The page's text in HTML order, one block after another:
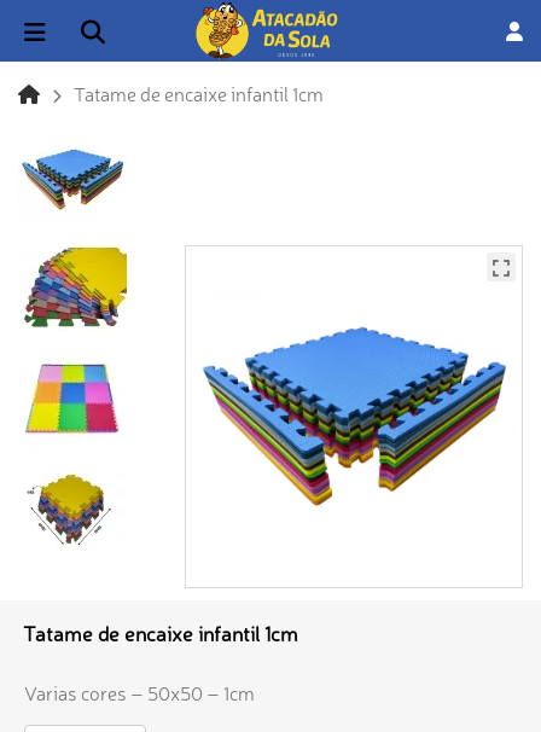
Tatame de encaixe infantil 1cm
Tatame de encaixe infantil 1cm
Varias cores – 50x50 – 1cm